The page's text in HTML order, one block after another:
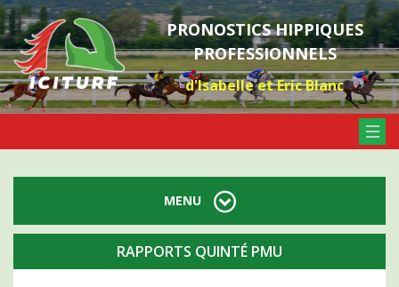
PRONOSTICS HIPPIQUES
PROFESSIONNELS
d'Isabelle et Eric Blanc
RAPPORTS QUINTÉ PMU
MENU